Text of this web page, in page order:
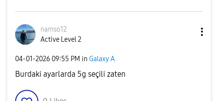
namso12
Active Level 2
‎04-01-2026 09:55 PM in Galaxy A
Burdaki ayarlarda 5g seçili zaten